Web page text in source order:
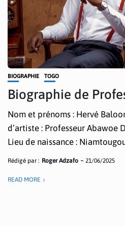
BIOGRAPHIE TOGO
Biographie de
Nom et prénoms : Hervé
d’artiste : Professeur Abawoe
Lieu de naissance :
Rédigé par : Roger Adzafo 21/06/2025
READ MORE